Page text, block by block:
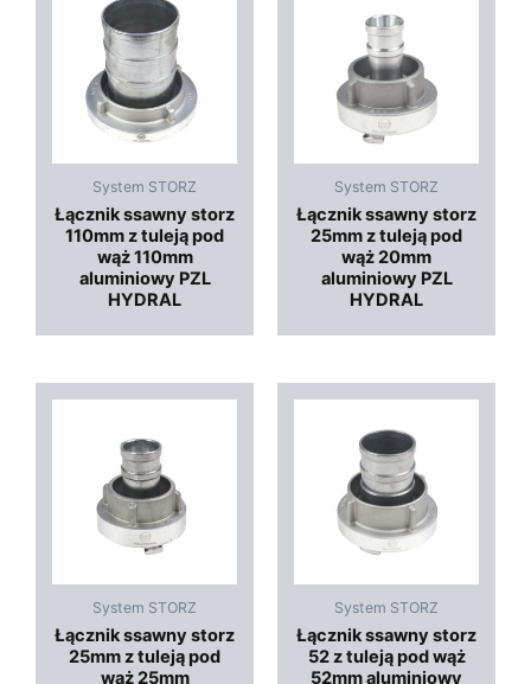
System STORZ
Łącznik ssawny storz
110mm z tuleją pod
wąż 110mm
aluminiowy PZL
HYDRAL
System STORZ
Łącznik ssawny storz
25mm z tuleją pod
wąż 20mm
aluminiowy PZL
HYDRAL
System STORZ
Łącznik ssawny storz
25mm z tuleją pod
wąż 25mm
System STORZ
Łącznik ssawny storz
52 z tuleją pod wąż
52mm aluminiowy